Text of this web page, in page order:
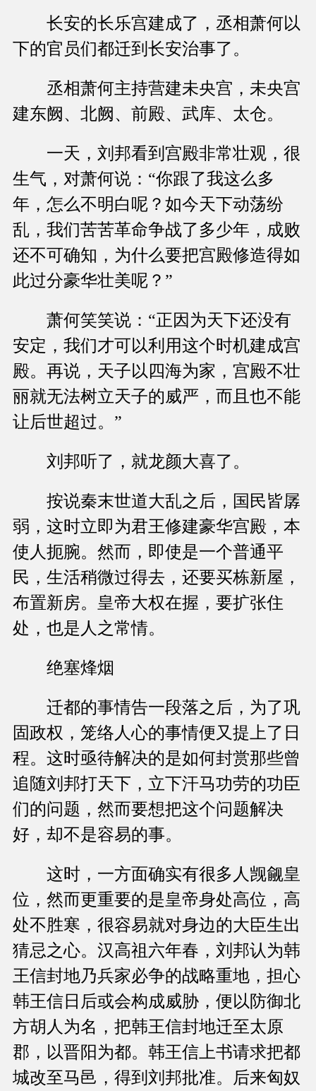
长安的长乐宫建成了，丞相萧何以
下的官员们都迁到长安治事了。
丞相萧何主持营建未央宫，未央宫
建东阙、北阙、前殿、武库、太仓。
一天，刘邦看到宫殿非常壮观，很
生气，对萧何说：“你跟了我这么多
年，怎么不明白呢？如今天下动荡纷
乱，我们苦苦革命争战了多少年，成败
还不可确知，为什么要把宫殿修造得如
此过分豪华壮美呢？”
萧何笑笑说：“正因为天下还没有
安定，我们才可以利用这个时机建成宫
殿。再说，天子以四海为家，宫殿不壮
丽就无法树立天子的威严，而且也不能
让后世超过。”
刘邦听了，就龙颜大喜了。
按说秦末世道大乱之后，国民皆孱
弱，这时立即为君王修建豪华宫殿，本
使人扼腕。然而，即使是一个普通平
民，生活稍微过得去，还要买栋新屋，
布置新房。皇帝大权在握，要扩张住
处，也是人之常情。
绝塞烽烟
迁都的事情告一段落之后，为了巩
固政权，笼络人心的事情便又提上了日
程。这时亟待解决的是如何封赏那些曾
追随刘邦打天下，立下汗马功劳的功臣
们的问题，然而要想把这个问题解决
好，却不是容易的事。
这时，一方面确实有很多人觊觎皇
位，然而更重要的是皇帝身处高位，高
处不胜寒，很容易就对身边的大臣生出
猜忌之心。汉高祖六年春，刘邦认为韩
王信封地乃兵家必争的战略重地，担心
韩王信日后或会构成威胁，便以防御北
方胡人为名，把韩王信封地迁至太原
郡，以晋阳为都。韩王信上书请求把都
城改至马邑，得到刘邦批准。后来匈奴